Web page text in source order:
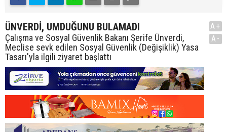
ÜNVERDİ, UMDUĞUNU BULAMADI
Çalışma ve Sosyal Güvenlik Bakanı Şerife Ünverdi,
Meclise sevk edilen Sosyal Güvenlik (Değişiklik) Yasa
Tasarı'yla ilgili ziyaret başlattı
A+
A-